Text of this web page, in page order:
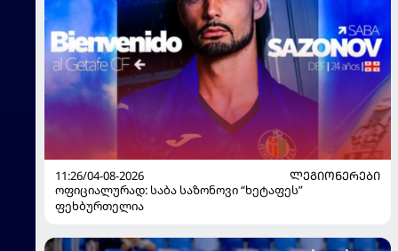
11:26/04-08-2026
ᲚᲔᲒᲘᲝᲜᲔᲠᲔᲑᲘ
ოფიციალურად: საბა საზონოვი “ხეტაფეს”
ფეხბურთელია